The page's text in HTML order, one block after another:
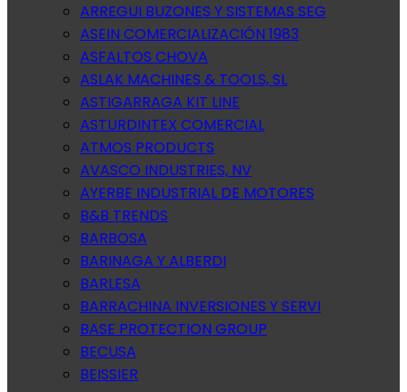
ARREGUI BUZONES Y SISTEMAS SEG
ASEIN COMERCIALIZACIÓN 1983
ASFALTOS CHOVA
ASLAK MACHINES & TOOLS, SL
ASTIGARRAGA KIT LINE
ASTURDINTEX COMERCIAL
ATMOS PRODUCTS
AVASCO INDUSTRIES, NV
AYERBE INDUSTRIAL DE MOTORES
B&B TRENDS
BARBOSA
BARINAGA Y ALBERDI
BARLESA
BARRACHINA INVERSIONES Y SERVI
BASE PROTECTION GROUP
BECUSA
BEISSIER